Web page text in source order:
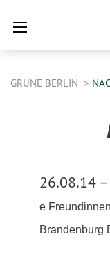
GRÜNE BERLIN
26.08.14 –
e
Brandenburg